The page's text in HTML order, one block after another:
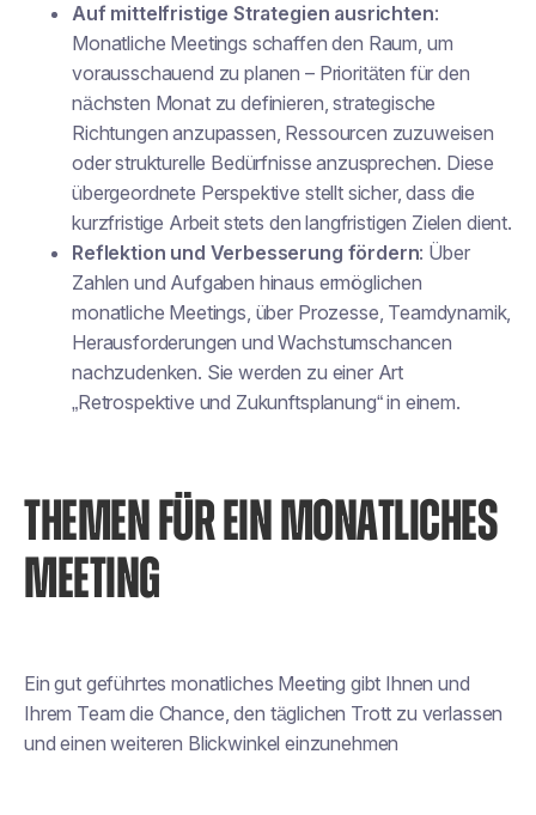
Auf mittelfristige Strategien ausrichten:
Monatliche Meetings schaffen den Raum, um
vorausschauend zu planen – Prioritäten für den
nächsten Monat zu definieren, strategische
Richtungen anzupassen, Ressourcen zuzuweisen
oder strukturelle Bedürfnisse anzusprechen. Diese
übergeordnete Perspektive stellt sicher, dass die
kurzfristige Arbeit stets den langfristigen Zielen dient.
Reflektion und Verbesserung fördern: Über
Zahlen und Aufgaben hinaus ermöglichen
monatliche Meetings, über Prozesse, Teamdynamik,
Herausforderungen und Wachstumschancen
nachzudenken. Sie werden zu einer Art
„Retrospektive und Zukunftsplanung“ in einem.
THEMEN FÜR EIN MONATLICHES
MEETING
Ein gut geführtes monatliches Meeting gibt Ihnen und
Ihrem Team die Chance, den täglichen Trott zu verlassen
und einen weiteren Blickwinkel einzunehmen